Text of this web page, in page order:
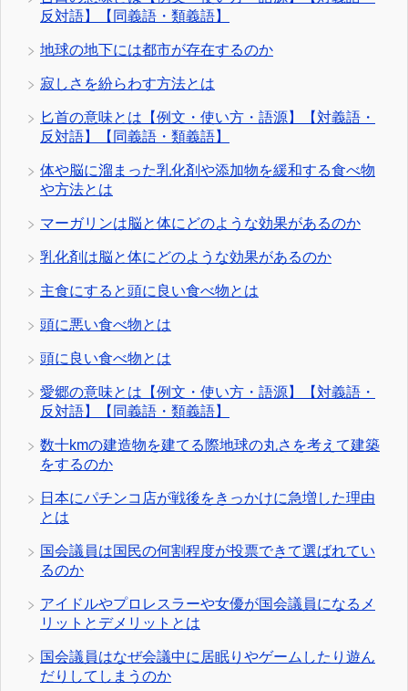
反対語】【同義語・類義語】
地球の地下には都市が存在するのか
寂しさを紛らわす方法とは
匕首の意味とは【例文・使い方・語源】【対義語・
反対語】【同義語・類義語】
体や脳に溜まった乳化剤や添加物を緩和する食べ物
や方法とは
マーガリンは脳と体にどのような効果があるのか
乳化剤は脳と体にどのような効果があるのか
主食にすると頭に良い食べ物とは
頭に悪い食べ物とは
頭に良い食べ物とは
愛郷の意味とは【例文・使い方・語源】【対義語・
反対語】【同義語・類義語】
数十kmの建造物を建てる際地球の丸さを考えて建築
をするのか
日本にパチンコ店が戦後をきっかけに急増した理由
とは
国会議員は国民の何割程度が投票できて選ばれてい
るのか
アイドルやプロレスラーや女優が国会議員になるメ
リットとデメリットとは
国会議員はなぜ会議中に居眠りやゲームしたり遊ん
だりしてしまうのか